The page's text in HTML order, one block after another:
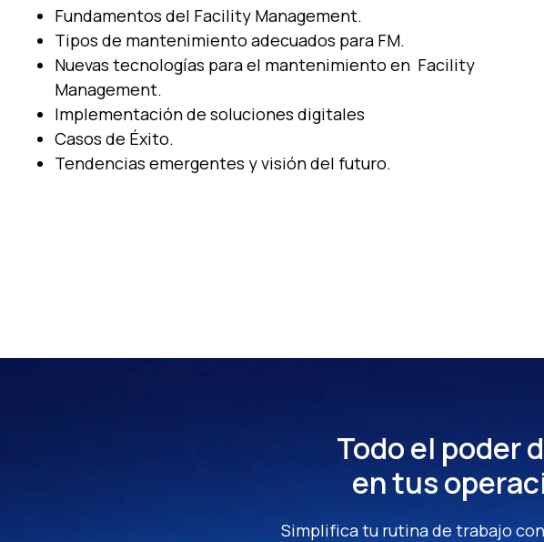
Fundamentos del Facility Management.
Tipos de mantenimiento adecuados para FM.
Nuevas tecnologías para el mantenimiento en Facility
Management.
Implementación de soluciones digitales
Casos de Éxito.
Tendencias emergentes y visión del futuro.
Todo el poder
en tus
Simplifica tu rutina de trabajo